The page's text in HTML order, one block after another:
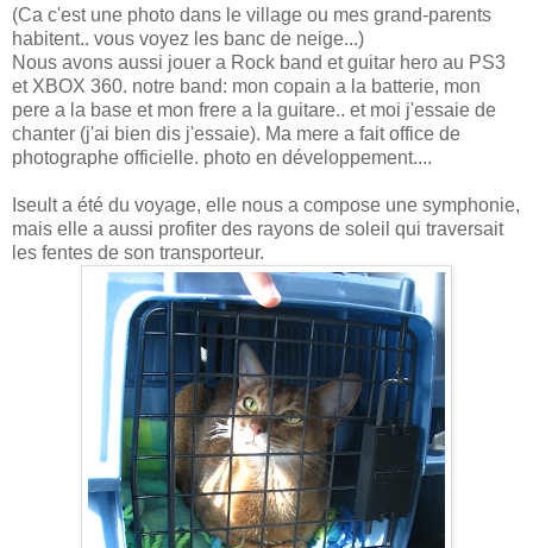
(Ca c'est une photo dans le village ou mes grand-parents
habitent.. vous voyez les banc de neige...)
Nous avons aussi jouer a Rock band et guitar hero au PS3
et XBOX 360. notre band: mon copain a la batterie, mon
pere a la base et mon frere a la guitare.. et moi j'essaie de
chanter (j'ai bien dis j'essaie). Ma mere a fait office de
photographe officielle. photo en développement....
Iseult a été du voyage, elle nous a compose une symphonie,
mais elle a aussi profiter des rayons de soleil qui traversait
les fentes de son transporteur.